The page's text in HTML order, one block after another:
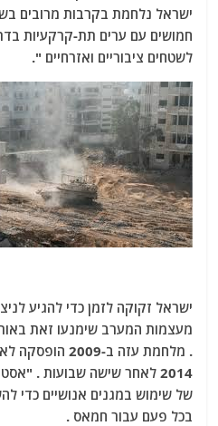
חמושים עם ערים תת-קרקעיות
לשטחים ציבוריים ואזרחיים ".
ישראל זקוקה לזמן כדי להגיע
מעצמות המערב שימנעו זאת
. מלחמת עזה ב-
של שימוש במגנים אנושיים כדי
בכל פעם עבור חמאס .